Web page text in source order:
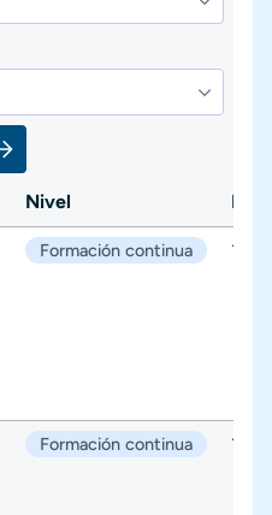
Nivel
Formación continua 10/
Formación continua 10/